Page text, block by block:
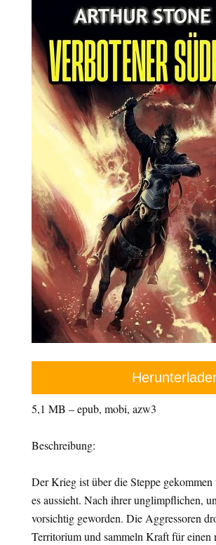
5,1 MB – epub, mobi, azw3
Beschreibung:
Der Krieg ist über die Steppe
es aussieht. Nach ihrer unglimpflichen,
vorsichtig geworden. Die Aggressoren
Territorium und sammeln Kraft für